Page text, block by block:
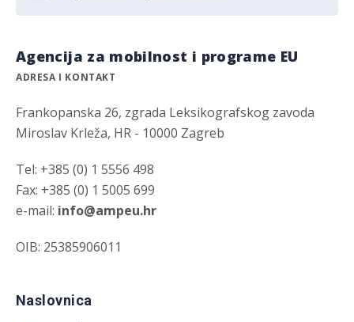
Agencija za mobilnost i programe EU
ADRESA I KONTAKT
Frankopanska 26, zgrada Leksikografskog zavoda
Miroslav Krleža, HR - 10000 Zagreb
Tel: +385 (0) 1 5556 498
Fax: +385 (0) 1 5005 699
e-mail: info@ampeu.hr
OIB: 25385906011
Naslovnica